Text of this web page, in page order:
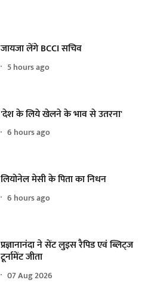
जायजा लेंगे BCCI सचिव
5 hours ago
'देश के लिये खेलने के भाव से उतरना'
6 hours ago
लियोनेल मेसी के पिता का निधन
6 hours ago
प्रज्ञानानंदा ने सेंट लुइस रैपिड एवं ब्लिट्ज
टूर्नामेंट जीता
07 Aug 2026